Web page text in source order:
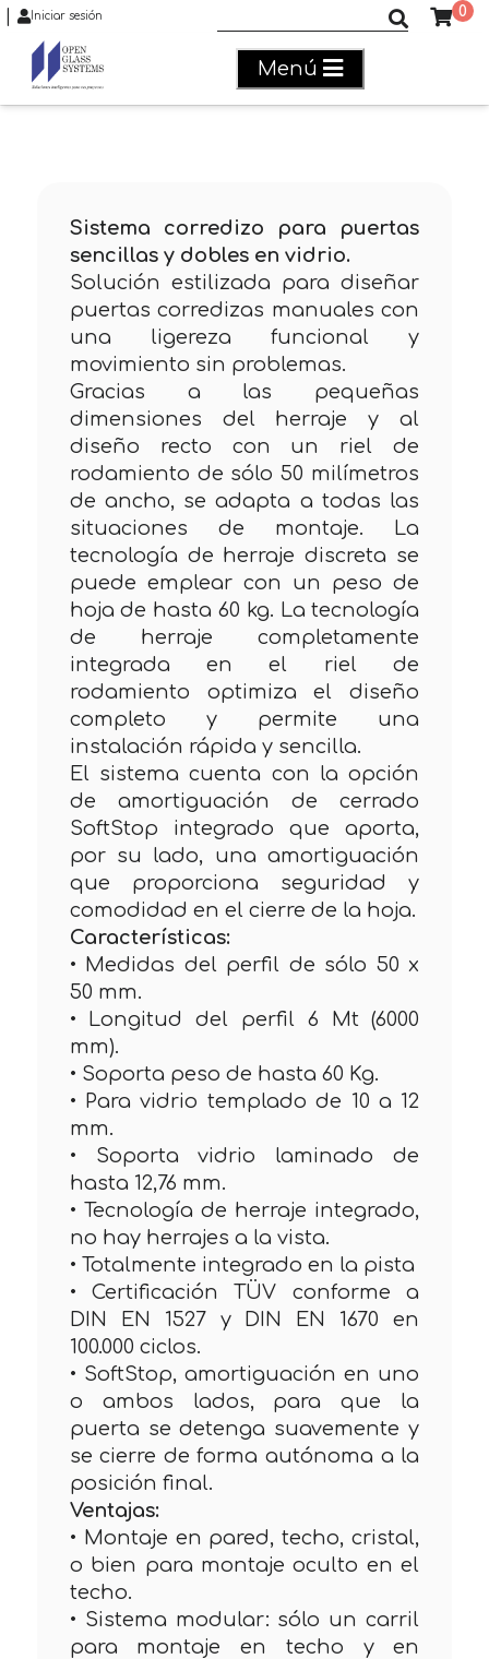
Iniciar sesión 0
Menú
Sistema corredizo para puertas
sencillas y dobles en vidrio.
Solución estilizada para diseñar
puertas corredizas manuales con
una ligereza funcional y
movimiento sin problemas.
Gracias a las pequeñas
dimensiones del herraje y al
diseño recto con un riel de
rodamiento de sólo 50 milímetros
de ancho, se adapta a todas las
situaciones de montaje. La
tecnología de herraje discreta se
puede emplear con un peso de
hoja de hasta 60 kg. La tecnología
de herraje completamente
integrada en el riel de
rodamiento optimiza el diseño
completo y permite una
instalación rápida y sencilla.
El sistema cuenta con la opción
de amortiguación de cerrado
SoftStop integrado que aporta,
por su lado, una amortiguación
que proporciona seguridad y
comodidad en el cierre de la hoja.
Características:
• Medidas del perfil de sólo 50 x
50 mm.
• Longitud del perfil 6 Mt (6000
mm).
• Soporta peso de hasta 60 Kg.
• Para vidrio templado de 10 a 12
mm.
• Soporta vidrio laminado de
hasta 12,76 mm.
• Tecnología de herraje integrado,
no hay herrajes a la vista.
• Totalmente integrado en la pista
• Certificación TÜV conforme a
DIN EN 1527 y DIN EN 1670 en
100.000 ciclos.
• SoftStop, amortiguación en uno
o ambos lados, para que la
puerta se detenga suavemente y
se cierre de forma autónoma a la
posición final.
Ventajas:
• Montaje en pared, techo, cristal,
o bien para montaje oculto en el
techo.
• Sistema modular: sólo un carril
para montaje en techo y en